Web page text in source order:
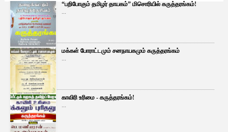
“பறிபோகும் தமிழர் தாயகம்” மிசொரியில் கருத்தரங்கம்!
...
மக்கள் போராட்டமும் சனநாயகமும் கருத்தரங்கம்
...
காவிரி உரிமை - கருத்தரங்கம்!
...